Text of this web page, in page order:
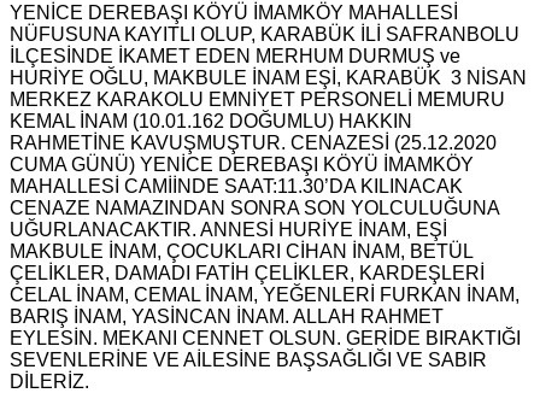
YENİCE DEREBAŞI KÖYÜ İMAMKÖY MAHALLESİ
NÜFUSUNA KAYITLI OLUP, KARABÜK İLİ SAFRANBOLU
İLÇESİNDE İKAMET EDEN MERHUM DURMUŞ ve
HURİYE OĞLU, MAKBULE İNAM EŞİ, KARABÜK 3 NİSAN
MERKEZ KARAKOLU EMNİYET PERSONELİ MEMURU
KEMAL İNAM (10.01.162 DOĞUMLU) HAKKIN
RAHMETİNE KAVUŞMUŞTUR. CENAZESİ (25.12.2020
CUMA GÜNÜ) YENİCE DEREBAŞI KÖYÜ İMAMKÖY
MAHALLESİ CAMİİNDE SAAT:11.30’DA KILINACAK
CENAZE NAMAZINDAN SONRA SON YOLCULUĞUNA
UĞURLANACAKTIR. ANNESİ HURİYE İNAM, EŞİ
MAKBULE İNAM, ÇOCUKLARI CİHAN İNAM, BETÜL
ÇELİKLER, DAMADI FATİH ÇELİKLER, KARDEŞLERİ
CELAL İNAM, CEMAL İNAM, YEĞENLERİ FURKAN İNAM,
BARIŞ İNAM, YASİNCAN İNAM. ALLAH RAHMET
EYLESİN. MEKANI CENNET OLSUN. GERİDE BIRAKTIĞI
SEVENLERİNE VE AİLESİNE BAŞSAĞLIĞI VE SABIR
DİLERİZ.